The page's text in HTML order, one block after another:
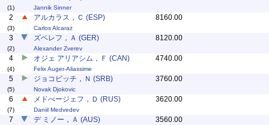
(1) Jannik Sinner
2
(3)
アルカラス，Ｃ (ESP)
Carlos Alcaraz
8160.00
3
(2)
ズベレフ，Ａ (GER)
Alexander Zverev
8120.00
4
(4)
オジェ アリアシム，Ｆ (CAN)
Felix Auger-Aliassime
4740.00
5
(5)
ジョコビッチ，Ｎ (SRB)
Novak Djokovic
3760.00
6
(7)
メドべージェフ，Ｄ (RUS)
Daniil Medvedev
3620.00
7 デ ミノー，Ａ (AUS) 3560.00